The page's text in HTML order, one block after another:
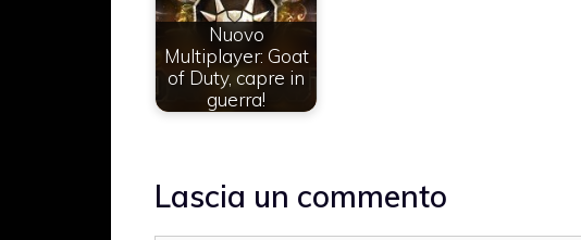
Nuovo
Multiplayer: Goat
of Duty, capre in
guerra!
Lascia un commento